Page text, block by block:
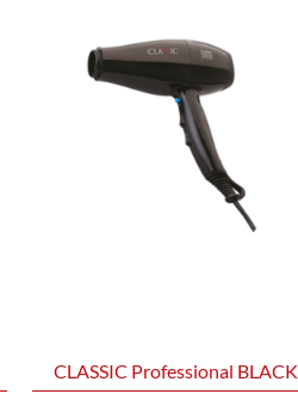
CLASSIC Professional BLACK